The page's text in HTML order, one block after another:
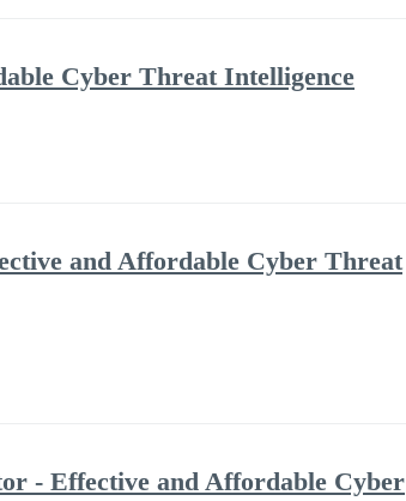
Cyber Threat Intelligence
and Affordable Cyber Threat
- Effective and Affordable Cyber